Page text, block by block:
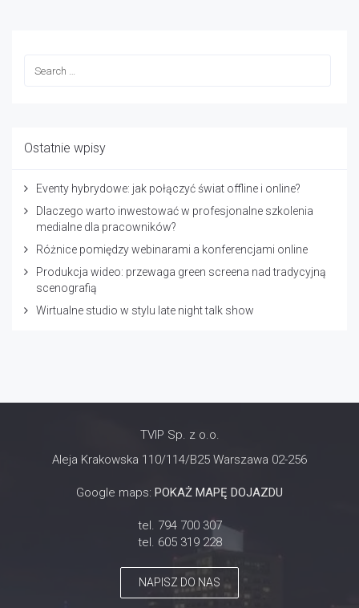
Ostatnie wpisy
Eventy hybrydowe: jak połączyć świat offline i online?
Dlaczego warto inwestować w profesjonalne szkolenia
medialne dla pracowników?
Różnice pomiędzy webinarami a konferencjami online
Produkcja wideo: przewaga green screena nad tradycyjną
scenografią
Wirtualne studio w stylu late night talk show
TVIP Sp. z o.o.
Aleja Krakowska 110/114/B25 Warszawa 02-256
Google maps: POKAŻ MAPĘ DOJAZDU
tel. 794 700 307
tel. 605 319 228
NAPISZ DO NAS